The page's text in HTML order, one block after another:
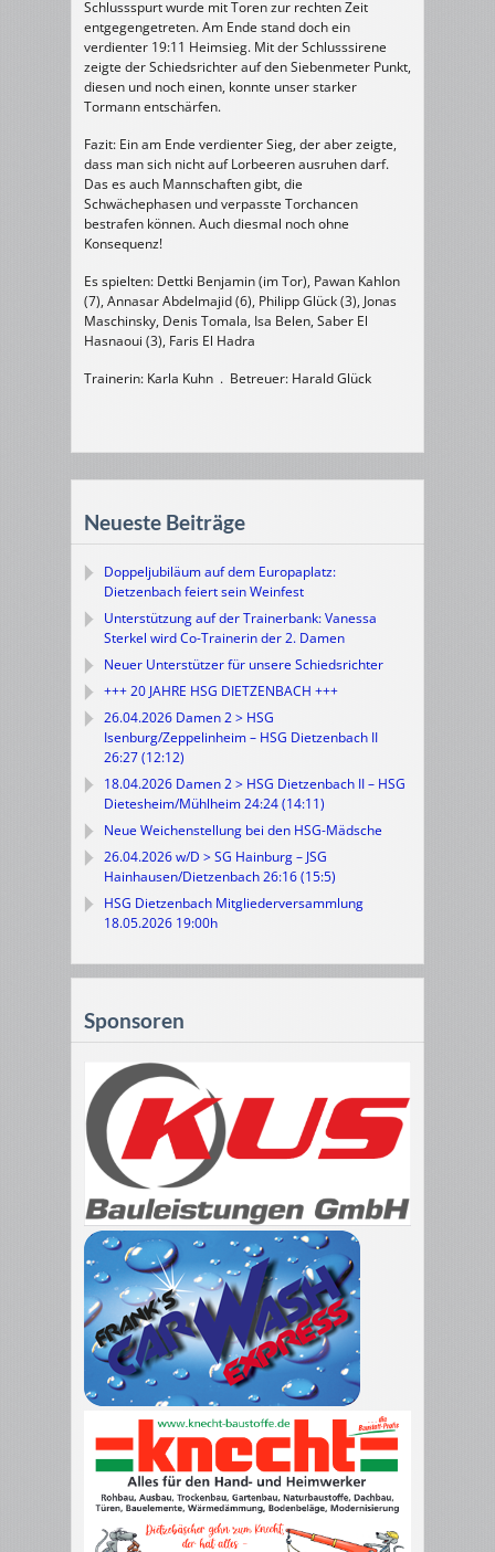
Schlussspurt wurde mit Toren zur rechten Zeit
entgegengetreten. Am Ende stand doch ein
verdienter 19:11 Heimsieg. Mit der Schlusssirene
zeigte der Schiedsrichter auf den Siebenmeter Punkt,
diesen und noch einen, konnte unser starker
Tormann entschärfen.
Fazit: Ein am Ende verdienter Sieg, der aber zeigte,
dass man sich nicht auf Lorbeeren ausruhen darf.
Das es auch Mannschaften gibt, die
Schwächephasen und verpasste Torchancen
bestrafen können. Auch diesmal noch ohne
Konsequenz!
Es spielten: Dettki Benjamin (im Tor), Pawan Kahlon
(7), Annasar Abdelmajid (6), Philipp Glück (3), Jonas
Maschinsky, Denis Tomala, Isa Belen, Saber El
Hasnaoui (3), Faris El Hadra
Trainerin: Karla Kuhn . Betreuer: Harald Glück
Neueste Beiträge
Doppeljubiläum auf dem Europaplatz:
Dietzenbach feiert sein Weinfest
Unterstützung auf der Trainerbank: Vanessa
Sterkel wird Co-Trainerin der 2. Damen
Neuer Unterstützer für unsere Schiedsrichter
+++ 20 JAHRE HSG DIETZENBACH +++
26.04.2026 Damen 2 > HSG
Isenburg/Zeppelinheim – HSG Dietzenbach II
26:27 (12:12)
18.04.2026 Damen 2 > HSG Dietzenbach II – HSG
Dietesheim/Mühlheim 24:24 (14:11)
Neue Weichenstellung bei den HSG-Mädsche
26.04.2026 w/D > SG Hainburg – JSG
Hainhausen/Dietzenbach 26:16 (15:5)
HSG Dietzenbach Mitgliederversammlung
18.05.2026 19:00h
Sponsoren